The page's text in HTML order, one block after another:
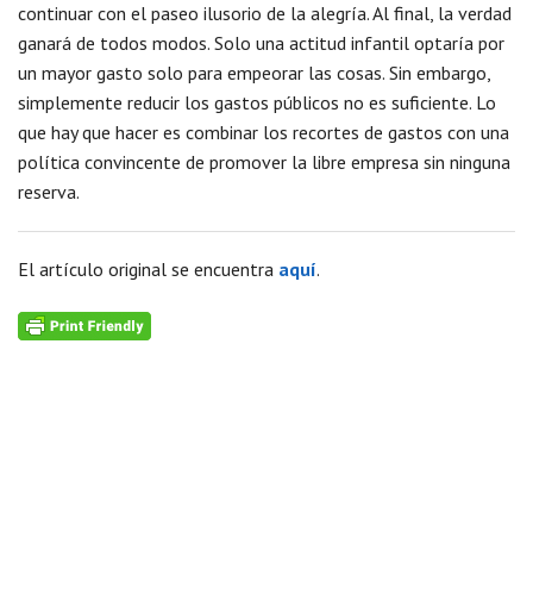
continuar con el paseo ilusorio de la alegría. Al final, la verdad
ganará de todos modos. Solo una actitud infantil optaría por
un mayor gasto solo para empeorar las cosas. Sin embargo,
simplemente reducir los gastos públicos no es suficiente. Lo
que hay que hacer es combinar los recortes de gastos con una
política convincente de promover la libre empresa sin ninguna
reserva.
El artículo original se encuentra aquí.